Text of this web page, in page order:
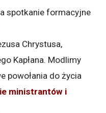
spotkanie formacyjne
Chrystusa,
Kapłana. Modlimy
powołania do życia
ministrantów i